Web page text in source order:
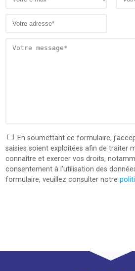
En soumettant ce formulaire,
saisies soient exploitées afin de traiter
connaître et exercer vos droits,
consentement à l’utilisation des
formulaire, veuillez consulter notre